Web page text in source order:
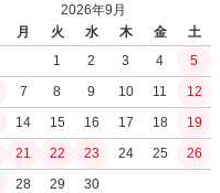
2026年9月
月 火 水 木 金
土
1
2 3 4
5
7 8 9 10 11
12
14 15 16 17 18
19
21 22 23 24 25
26
28 29 30